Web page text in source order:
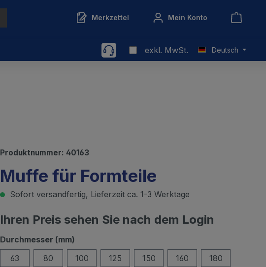
Merkzettel Mein Konto
exkl. MwSt. Deutsch
Produktnummer: 40163
Muffe für Formteile
Sofort versandfertig, Lieferzeit ca. 1-3 Werktage
Ihren Preis sehen Sie nach dem Login
Durchmesser (mm)
63
80 100 125 150 160 180